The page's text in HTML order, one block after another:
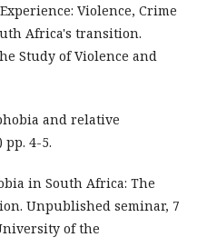
Violence, Crime
Africa's transition.
Study of Violence and
and relative
4-5.
in South Africa: The
Unpublished seminar, 7
of the